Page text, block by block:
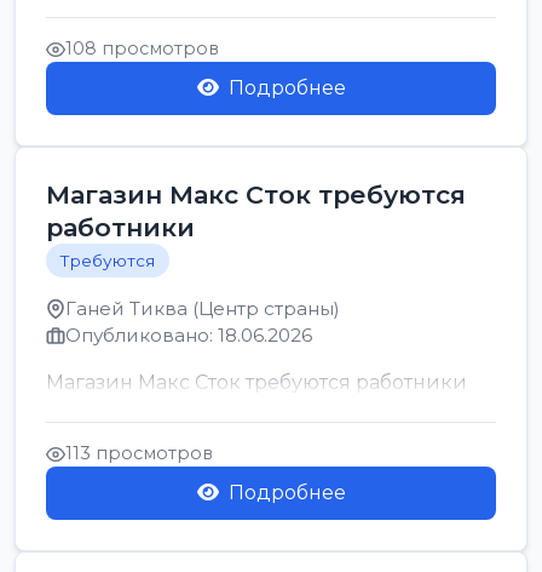
позицию возможна дом...
108 просмотров
Подробнее
Магазин Макс Сток требуются
работники
Требуются
Ганей Тиква (Центр страны)
Опубликовано: 18.06.2026
Магазин Макс Сток требуются работники
113 просмотров
Подробнее